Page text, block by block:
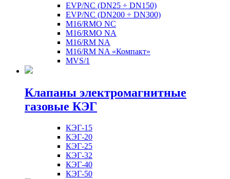
EVP/NC (DN25 ÷ DN150)
EVP/NC (DN200 ÷ DN300)
M16/RMO NC
M16/RMO NA
M16/RM NA
M16/RM NA «Компакт»
MVS/1
Клапаны электромагнитные
газовые КЭГ
КЭГ-15
КЭГ-20
КЭГ-25
КЭГ-32
КЭГ-40
КЭГ-50